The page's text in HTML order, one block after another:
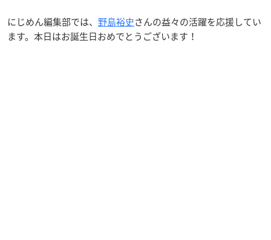
にじめん編集部では、 野島裕史さんの益々の活躍を応援してい
ます。本日はお誕生日おめでとうございます！